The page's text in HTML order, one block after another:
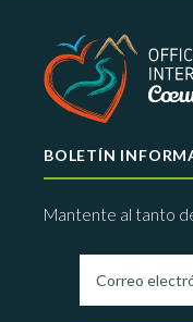
BOLETÍN
Mantente al tanto